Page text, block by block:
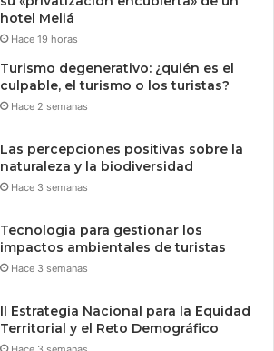
hotel Meliá
Hace 19 horas
Turismo degenerativo: ¿quién es el
culpable, el turismo o los turistas?
Hace 2 semanas
Las percepciones positivas sobre la
naturaleza y la biodiversidad
Hace 3 semanas
Tecnologia para gestionar los
impactos ambientales de turistas
Hace 3 semanas
II Estrategia Nacional para la Equidad
Territorial y el Reto Demográfico